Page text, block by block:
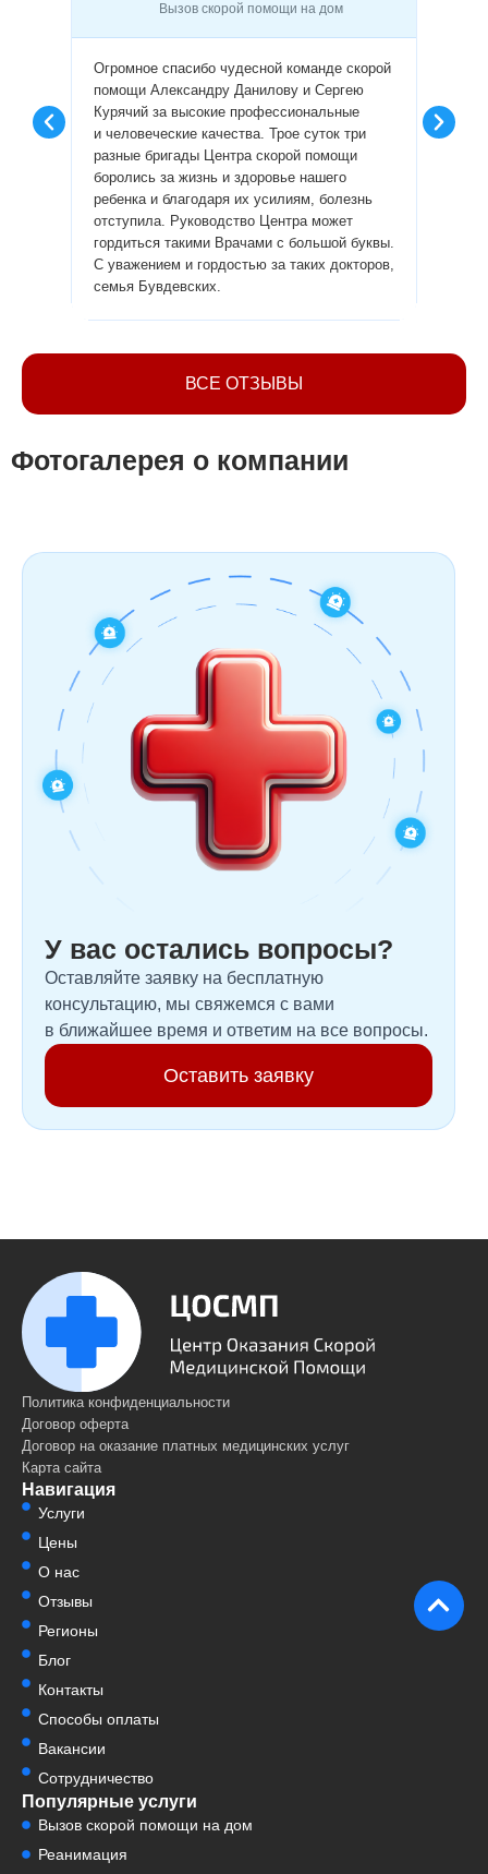
Вызов скорой помощи на дом
Огромное спасибо чудесной команде скорой
помощи Александру Данилову и Сергею
Курячий за высокие профессиональные
и человеческие качества. Трое суток три
разные бригады Центра скорой помощи
боролись за жизнь и здоровье нашего
ребенка и благодаря их усилиям, болезнь
отступила. Руководство Центра может
гордиться такими Врачами с большой буквы.
С уважением и гордостью за таких докторов,
семья Бувдевских.
ВСЕ ОТЗЫВЫ
Фотогалерея о компании
У вас остались вопросы?
Оставляйте заявку на бесплатную
консультацию, мы свяжемся с вами
в ближайшее время и ответим на все вопросы.
Оставить заявку
Политика конфиденциальности
Договор оферта
Договор на оказание платных медицинских услуг
Карта сайта
Навигация
Услуги
Цены
О нас
Отзывы
Регионы
Блог
Контакты
Способы оплаты
Вакансии
Сотрудничество
Популярные услуги
Вызов скорой помощи на дом
Реанимация